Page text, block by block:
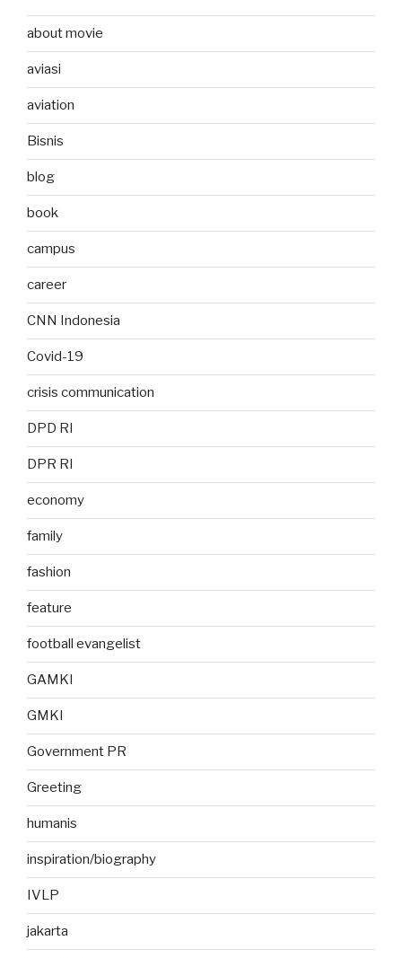
about movie
aviasi
aviation
Bisnis
blog
book
campus
career
CNN Indonesia
Covid-19
crisis communication
DPD RI
DPR RI
economy
family
fashion
feature
football evangelist
GAMKI
GMKI
Government PR
Greeting
humanis
inspiration/biography
IVLP
jakarta